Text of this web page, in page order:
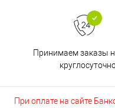
Принимаем заказы
При оплате на сайте